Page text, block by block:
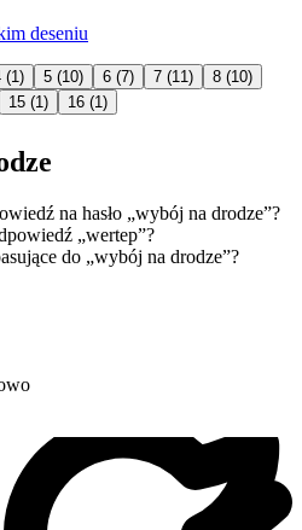
deseniu
(1) 5 (10) 6 (7) 7 (11) 8 (10)
15 (1) 16 (1)
na hasło „wybój na drodze”?
„wertep”?
do „wybój na drodze”?